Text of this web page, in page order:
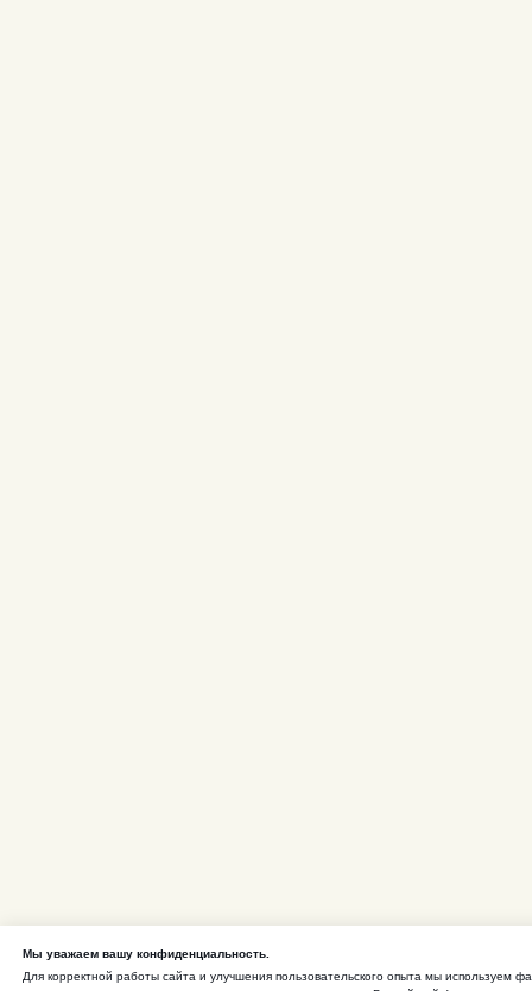
Мы уважаем вашу конфиденциальность.
Для корректной работы сайта и улучшения пользовательского опыта мы используем